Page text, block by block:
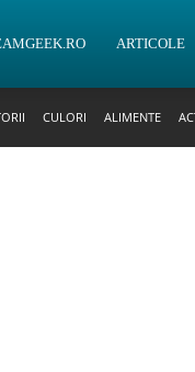
ARTICOLE
CULORI ALIMENTE